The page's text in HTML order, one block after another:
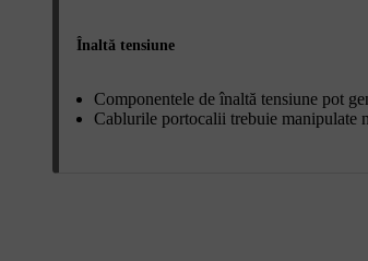
Înaltă tensiune
Componentele de înaltă tensiune pot
Cablurile portocalii trebuie manipulate